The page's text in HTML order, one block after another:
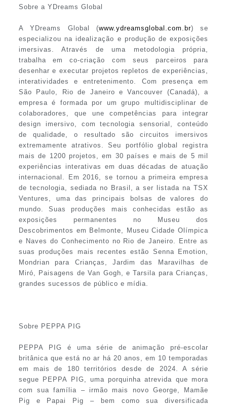
Sobre a YDreams Global
A YDreams Global (www.ydreamsglobal.com.br) se
especializou na idealização e produção de exposições
imersivas. Através de uma metodologia própria,
trabalha em co-criação com seus parceiros para
desenhar e executar projetos repletos de experiências,
interatividades e entretenimento. Com presença em
São Paulo, Rio de Janeiro e Vancouver (Canadá), a
empresa é formada por um grupo multidisciplinar de
colaboradores, que une competências para integrar
design imersivo, com tecnologia sensorial, conteúdo
de qualidade, o resultado são circuitos imersivos
extremamente atrativos. Seu portfólio global registra
mais de 1200 projetos, em 30 países e mais de 5 mil
experiências interativas em duas décadas de atuação
internacional. Em 2016, se tornou a primeira empresa
de tecnologia, sediada no Brasil, a ser listada na TSX
Ventures, uma das principais bolsas de valores do
mundo. Suas produções mais conhecidas estão as
exposições permanentes no Museu dos
Descobrimentos em Belmonte, Museu Cidade Olímpica
e Naves do Conhecimento no Rio de Janeiro. Entre as
suas produções mais recentes estão Senna Emotion,
Mondrian para Crianças, Jardim das Maravilhas de
Miró, Paisagens de Van Gogh, e Tarsila para Crianças,
grandes sucessos de público e mídia.
Sobre PEPPA PIG
PEPPA PIG é uma série de animação pré-escolar
britânica que está no ar há 20 anos, em 10 temporadas
em mais de 180 territórios desde de 2024. A série
segue PEPPA PIG, uma porquinha atrevida que mora
com sua família – irmão mais novo George, Mamãe
Pig e Papai Pig – bem como sua diversificada